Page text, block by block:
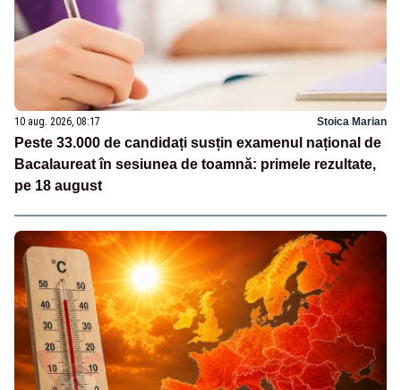
10 aug. 2026, 08:17 Stoica Marian
Peste 33.000 de candidați susțin examenul național de
Bacalaureat în sesiunea de toamnă: primele rezultate,
pe 18 august